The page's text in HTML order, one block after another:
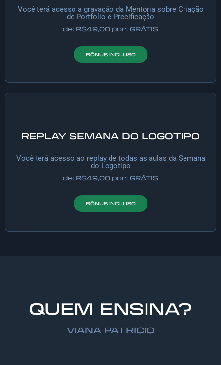
Você terá acesso a gravação da Mentoria sobre Criação
de Portfólio e Precificação
de: R$49,00 por: GRÁTIS
BÔNUS INCLUSO
REPLAY SEMANA DO LOGOTIPO
Você terá acesso ao replay de todas as aulas da Semana
do Logotipo
de: R$49,00 por: GRÁTIS
BÔNUS INCLUSO
QUEM ENSINA?
VIANA PATRICIO